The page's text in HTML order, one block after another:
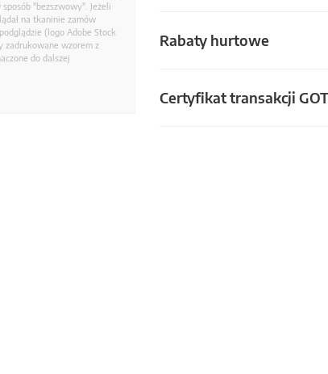
Rabaty hurtowe
Certyfikat transakcji
"bezszwowy". Jeżeli
na tkaninie zamów
(logo Adobe Stock
zadrukowane wzorem z
do dalszej